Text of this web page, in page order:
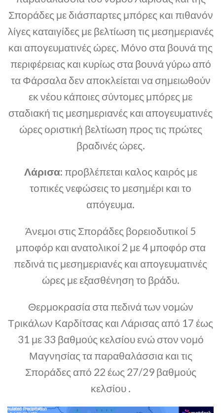
Σποράδες με διάσπαρτες μπόρες και πιθανόν
λίγες καταιγίδες με βελτίωση τις μεσημεριανές
και απογευματινές ώρες. Μόνο στα βουνά της
περιφέρειας και κυρίως στα βουνά γύρω από
τα Φάρσαλα δεν αποκλείεται να σημειωθούν
εκ νέου κάποιες σύντομες μπόρες με
σταδιακή τις μεσημεριανές και απογευματινές
ώρες οριστική βελτίωση προς τις πρώτες
βραδινές ώρες.
Λάρισα: προβλέπεται καλoς καιρός με
τοπικές νεφώσεις το μεσημέρι και το
απόγευμα.
Άνεμοι στις Σποράδες βορειοδυτικοί 5
μποφόρ και ανατολικοί 2 με 4 μποφόρ στα
πεδινά τις μεσημεριανές και απογευματινές
ώρες με εξασθένηση το βράδυ.
Θερμοκρασία στα πεδινά των νομών
Τρικάλων Καρδίτσας και Λάρισας από 17 έως
31 με 33 βαθμούς κελσίου ενώ στον νομό
Μαγνησίας τα παραθαλάσσια και τις
Σποράδες από 22 έως 27/29 βαθμούς
κελσίου .